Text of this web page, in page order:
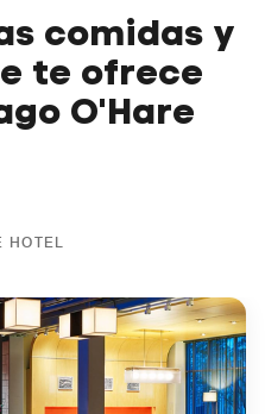
comidas y
te ofrece
O'Hare
HOTEL